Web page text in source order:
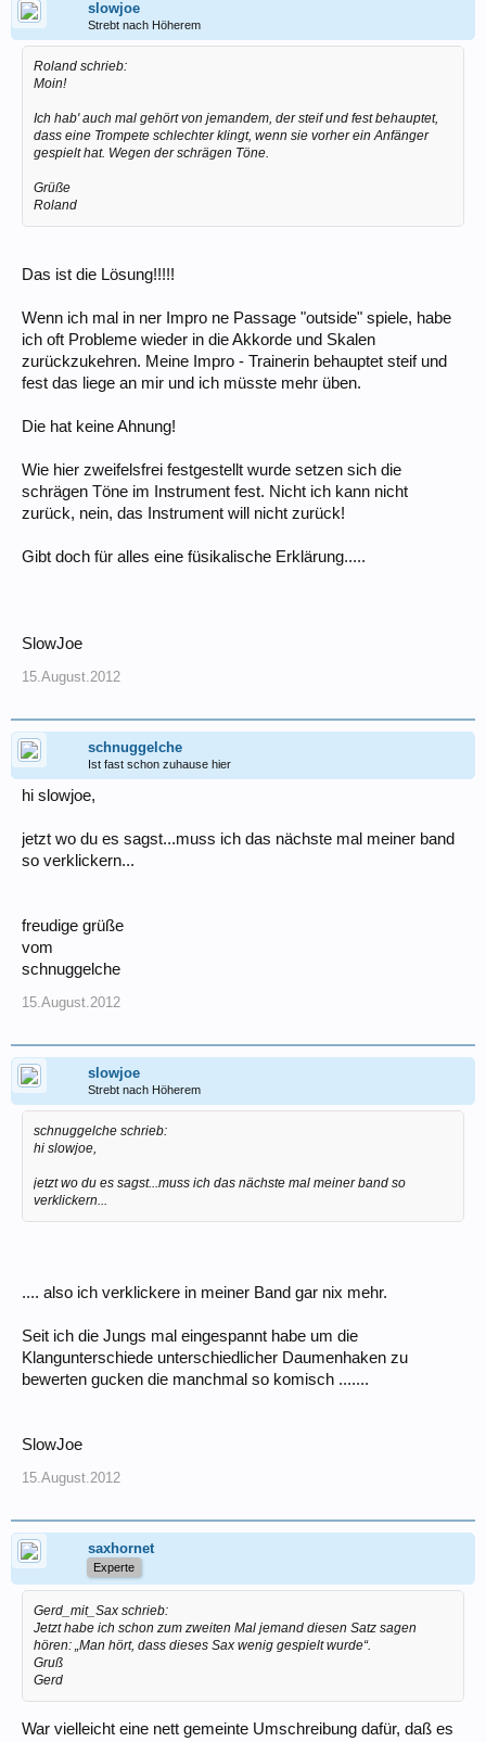
slowjoe
Strebt nach Höherem
Roland schrieb:
Moin!
Ich hab' auch mal gehört von jemandem, der steif und fest behauptet,
dass eine Trompete schlechter klingt, wenn sie vorher ein Anfänger
gespielt hat. Wegen der schrägen Töne.
Grüße
Roland
Das ist die Lösung!!!!!
Wenn ich mal in ner Impro ne Passage "outside" spiele, habe
ich oft Probleme wieder in die Akkorde und Skalen
zurückzukehren. Meine Impro - Trainerin behauptet steif und
fest das liege an mir und ich müsste mehr üben.
Die hat keine Ahnung!
Wie hier zweifelsfrei festgestellt wurde setzen sich die
schrägen Töne im Instrument fest. Nicht ich kann nicht
zurück, nein, das Instrument will nicht zurück!
Gibt doch für alles eine füsikalische Erklärung.....
SlowJoe
15.August.2012
schnuggelche
Ist fast schon zuhause hier
hi slowjoe,
jetzt wo du es sagst...muss ich das nächste mal meiner band
so verklickern...
freudige grüße
vom
schnuggelche
15.August.2012
slowjoe
Strebt nach Höherem
schnuggelche schrieb:
hi slowjoe,
jetzt wo du es sagst...muss ich das nächste mal meiner band so
verklickern...
.... also ich verklickere in meiner Band gar nix mehr.
Seit ich die Jungs mal eingespannt habe um die
Klangunterschiede unterschiedlicher Daumenhaken zu
bewerten gucken die manchmal so komisch .......
SlowJoe
15.August.2012
saxhornet
Experte
Gerd_mit_Sax schrieb:
Jetzt habe ich schon zum zweiten Mal jemand diesen Satz sagen
hören: „Man hört, dass dieses Sax wenig gespielt wurde“.
Gruß
Gerd
War vielleicht eine nett gemeinte Umschreibung dafür, daß es